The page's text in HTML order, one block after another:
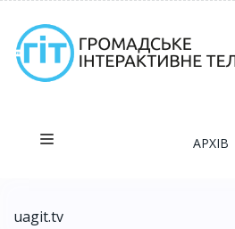
АРХІВ
uagit.tv